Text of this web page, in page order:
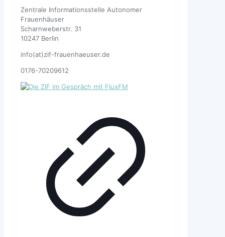
Zentrale Informationsstelle Autonomer
Frauenhäuser
Scharnweberstr. 31
10247 Berlin
info(at)zif-frauenhaeuser.de
0176-70209612